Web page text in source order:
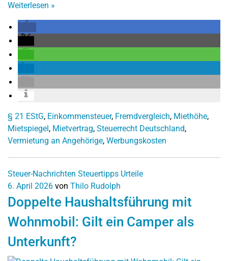
Weiterlesen »
§ 21 EStG, Einkommensteuer, Fremdvergleich, Miethöhe,
Mietspiegel, Mietvertrag, Steuerrecht Deutschland,
Vermietung an Angehörige, Werbungskosten
Steuer-Nachrichten Steuertipps Urteile
6. April 2026 von Thilo Rudolph
Doppelte Haushaltsführung mit
Wohnmobil: Gilt ein Camper als
Unterkunft?